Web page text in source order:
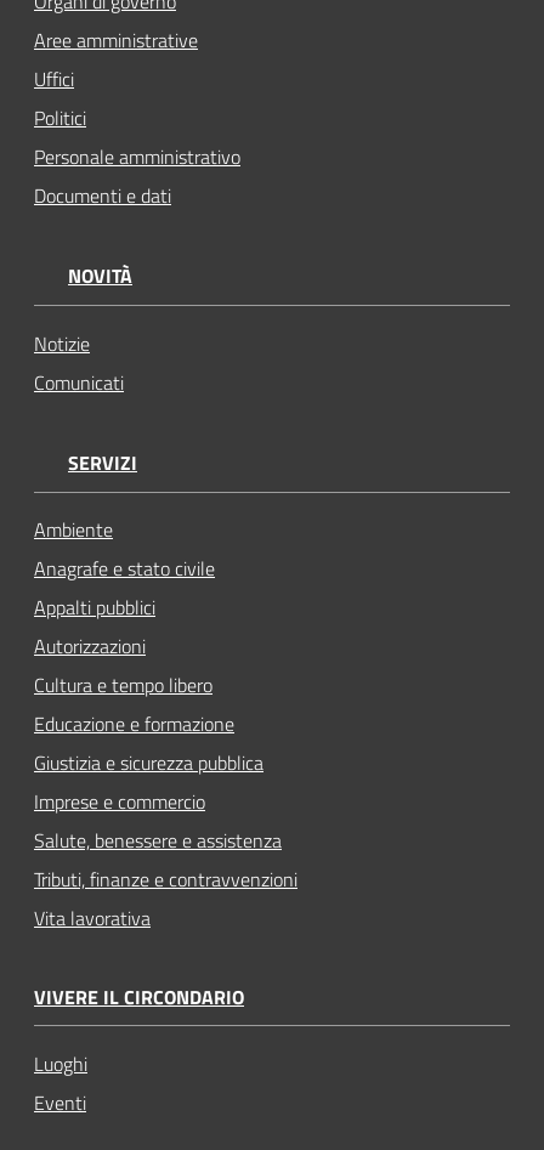
Aree amministrative
Uffici
Politici
Personale amministrativo
Documenti e dati
NOVITÀ
Notizie
Comunicati
SERVIZI
Ambiente
Anagrafe e stato civile
Appalti pubblici
Autorizzazioni
Cultura e tempo libero
Educazione e formazione
Giustizia e sicurezza pubblica
Imprese e commercio
Salute, benessere e assistenza
Tributi, finanze e contravvenzioni
Vita lavorativa
VIVERE IL CIRCONDARIO
Luoghi
Eventi